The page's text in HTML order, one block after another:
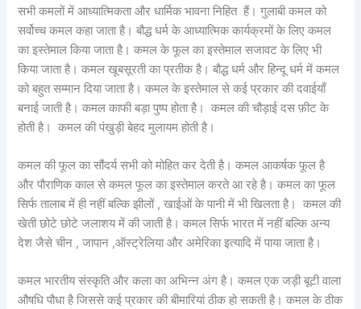
सभी कमलों में आध्यात्मिकता और धार्मिक भावना निहित हैं। गुलाबी कमल को
सर्वोच्च कमल कहा जाता है। बौद्ध धर्म के आध्यात्मिक कार्यक्रमों के लिए कमल
का इस्तेमाल किया जाता है। कमल के फूल का इस्तेमाल सजावट के लिए भी
किया जाता है। कमल खूबसूरती का प्रतीक है। बौद्ध धर्म और हिन्दू धर्म में कमल
को बहुत सम्मान दिया जाता है। कमल के इस्तेमाल से कई प्रकार की दवाईयाँ
बनाई जाती है। कमल काफी बड़ा पुष्प होता है। कमल की चौड़ाई दस फ़ीट के
होती है। कमल की पंखुड़ी बेहद मुलायम होती है।
कमल की फूल का सौंदर्य सभी को मोहित कर देती है। कमल आकर्षक फूल है
और पौराणिक काल से कमल फूल का इस्तेमाल करते आ रहे है। कमल का फूल
सिर्फ तालाब में ही नहीं बल्कि झीलों , खाईओं के पानी में भी खिलता है। कमल की
खेती छोटे छोटे जलाशय में की जाती है। कमल सिर्फ भारत में नहीं बल्कि अन्य
देश जैसे चीन , जापान ,ऑस्ट्रेलिया और अमेरिका इत्यादि में पाया जाता है।
कमल भारतीय संस्कृति और कला का अभिन्न अंग है। कमल एक जड़ी बूटी वाला
औषधि पौधा है जिससे कई प्रकार की बीमारियां ठीक हो सकती है। कमल के ठीक